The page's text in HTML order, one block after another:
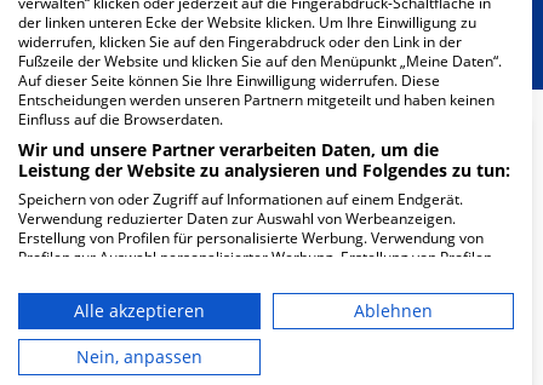
Parkplätze für Patienten
0
Ärzte
geringe Auslastung
0
Pfleger
der linken unteren Ecke der Website klicken. Um Ihre Einwilligung zu
widerrufen, klicken Sie auf den Fingerabdruck oder den Link in der
Fußzeile der Website und klicken Sie auf den Menüpunkt „Meine Daten“.
Auf dieser Seite können Sie Ihre Einwilligung widerrufen. Diese
Entscheidungen werden unseren Partnern mitgeteilt und haben keinen
Einfluss auf die Browserdaten.
Wir und unsere Partner verarbeiten Daten, um die
Leistung der Website zu analysieren und Folgendes zu tun:
Speichern von oder Zugriff auf Informationen auf einem Endgerät.
Verwendung reduzierter Daten zur Auswahl von Werbeanzeigen.
Erstellung von Profilen für personalisierte Werbung. Verwendung von
Profilen zur Auswahl personalisierter Werbung. Erstellung von Profilen
personalisierter Inhalte. Messung der Werbeleistung. Messung der
Performance von Inhalten. Analyse von Zielgruppen durch Statistiken
oder Kombinationen von Daten aus verschiedenen Quellen. Entwicklung
und Verbesserung der Angebote. Verwendung reduzierter Daten zur
Auswahl von Inhalten.
Alle akzeptieren
Ablehnen
Nein, anpassen